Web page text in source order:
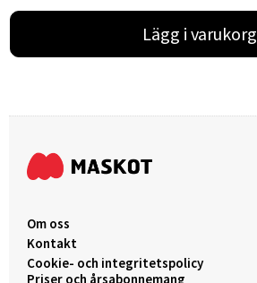
Lägg i varukorg
Om oss
Kontakt
Cookie- och integritetspolicy
Priser och årsabonnemang